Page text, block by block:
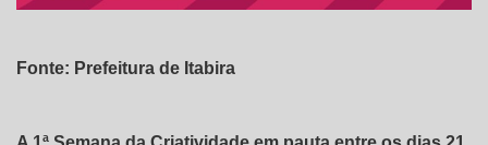
Fonte: Prefeitura de Itabira